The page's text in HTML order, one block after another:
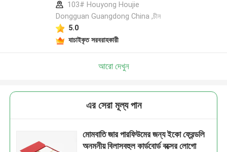
103# Houyong Houjie
Dongguan Guangdong China ,চীন
5.0
যাচাইকৃত সরবরাহকারী
আরো দেখুন
এর সেরা মূল্য পান
মোমবাতি জার পারফিউমের জন্য ইকো ফ্রেন্ডলি
অনমনীয় বিলাসবহুল কার্ডবোর্ড বক্সের লোগো